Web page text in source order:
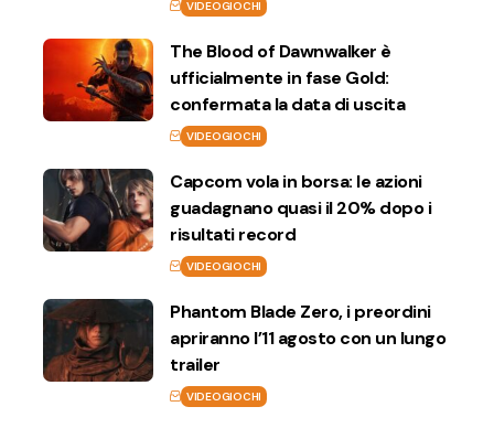
VIDEOGIOCHI
The Blood of Dawnwalker è
ufficialmente in fase Gold:
confermata la data di uscita
VIDEOGIOCHI
Capcom vola in borsa: le azioni
guadagnano quasi il 20% dopo i
risultati record
VIDEOGIOCHI
Phantom Blade Zero, i preordini
apriranno l’11 agosto con un lungo
trailer
VIDEOGIOCHI